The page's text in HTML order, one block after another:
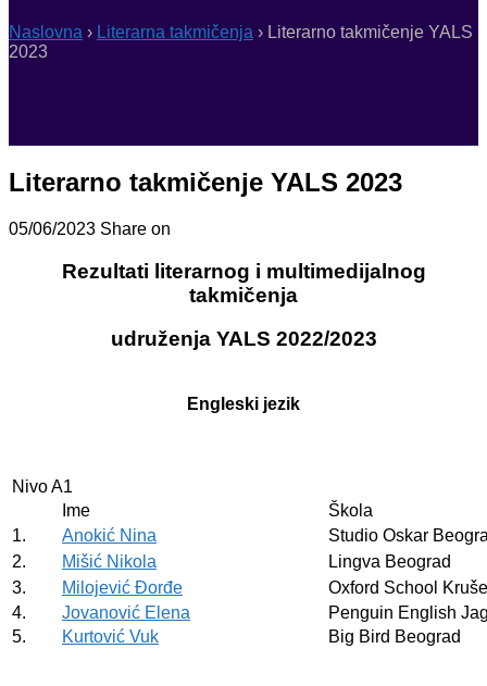
Naslovna › Literarna takmičenja › Literarno takmičenje YALS
2023
Literarno takmičenje YALS 2023
05/06/2023 Share on
Rezultati literarnog i multimedijalnog
takmičenja
udruženja YALS 2022/2023
Engleski jezik
Nivo A1
Ime
Škola
1.
Anokić Nina
Studio Oskar
2.
Mišić Nikola
Lingva Beograd
3.
Milojević Đorđe
Oxford School
4.
Jovanović Elena
Penguin English
5.
Kurtović Vuk Big Bird Beograd